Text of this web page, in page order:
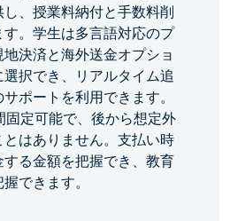
、授業料納付と手数料削
。学生は多言語対応のプ
決済と海外送金オプショ
択でき、リアルタイム追
ポートを利用できます。
固定可能で、後から想定外
はありません。支払い時
る金額を把握でき、教育
できます。